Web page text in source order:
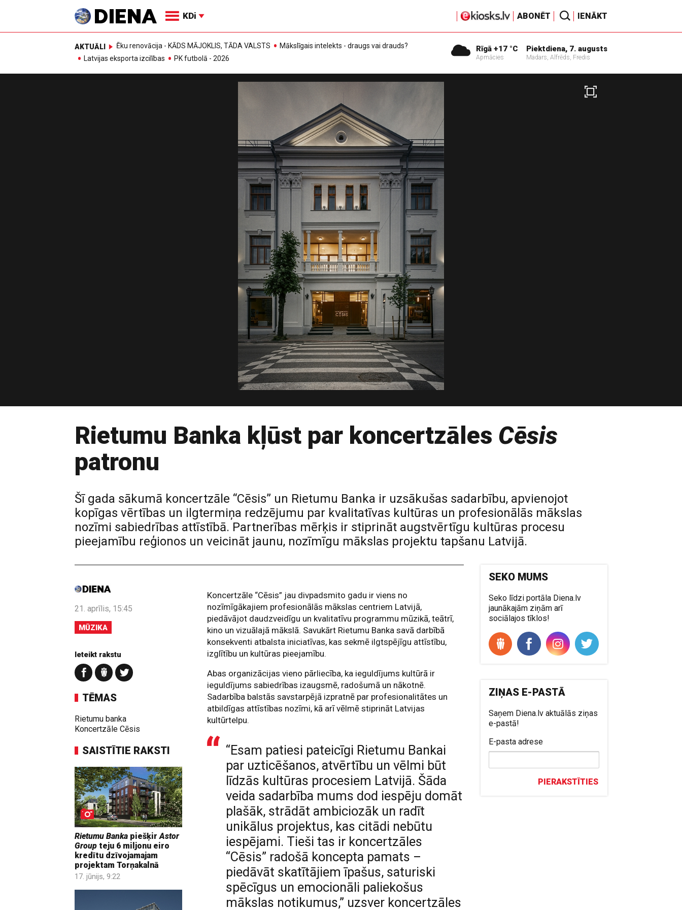
KDi ABONĒT IENĀKT
AKTUĀLI Ēku renovācija - KĀDS MĀJOKLIS, TĀDA VALSTS
Mākslīgais intelekts - draugs vai drauds?
Latvijas eksporta izcilības
PK futbolā - 2026
Rīgā +17 °C
Apmācies
Piektdiena, 7. augusts
Madars, Alfrēds, Fredis
Rietumu Banka kļūst par koncertzāles Cēsis
patronu
Šī gada sākumā koncertzāle “Cēsis” un Rietumu Banka ir uzsākušas sadarbību, apvienojot
kopīgas vērtības un ilgtermiņa redzējumu par kvalitatīvas kultūras un profesionālās mākslas
nozīmi sabiedrības attīstībā. Partnerības mērķis ir stiprināt augstvērtīgu kultūras procesu
pieejamību reģionos un veicināt jaunu, nozīmīgu mākslas projektu tapšanu Latvijā.
21. aprīlis, 15:45
MŪZIKA
Ieteikt rakstu
TĒMAS
Rietumu banka
Koncertzāle Cēsis
SAISTĪTIE RAKSTI
Rietumu Banka piešķirAstor
Group teju 6 miljonu eiro
kredītu dzīvojamajam
projektam Torņakalnā
17. jūnijs, 9:22
Koncertzāle “Cēsis” jau divpadsmito gadu ir viens no
nozīmīgākajiem profesionālās mākslas centriem Latvijā,
piedāvājot daudzveidīgu un kvalitatīvu programmu mūzikā, teātrī,
kino un vizuālajā mākslā. Savukārt Rietumu Banka savā darbībā
konsekventi atbalsta iniciatīvas, kas sekmē ilgtspējīgu attīstību,
izglītību un kultūras pieejamību.
Abas organizācijas vieno pārliecība, ka ieguldījums kultūrā ir
ieguldījums sabiedrības izaugsmē, radošumā un nākotnē.
Sadarbība balstās savstarpējā izpratnē par profesionalitātes un
atbildīgas attīstības nozīmi, kā arī vēlmē stiprināt Latvijas
kultūrtelpu.
“Esam patiesi pateicīgi Rietumu Bankai
par uzticēšanos, atvērtību un vēlmi būt
līdzās kultūras procesiem Latvijā. Šāda
veida sadarbība mums dod iespēju domāt
plašāk, strādāt ambiciozāk un radīt
unikālus projektus, kas citādi nebūtu
iespējami. Tieši tas ir koncertzāles
“Cēsis” radošā koncepta pamats –
piedāvāt skatītājiem īpašus, saturiski
spēcīgus un emocionāli paliekošus
mākslas notikumus,” uzsver koncertzāles
SEKO MUMS
Seko līdzi portāla Diena.lv
jaunākajām ziņām arī
sociālajos tīklos!
ZIŅAS E-PASTĀ
Saņem Diena.lv aktuālās ziņas
e-pastā!
E-pasta adrese
PIERAKSTĪTIES